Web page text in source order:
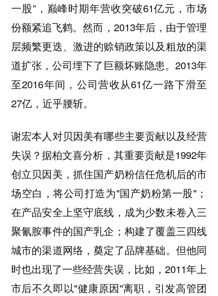
一股”，巅峰时期年营收突破61亿元，市场
份额紧追飞鹤。然而，2013年后，由于管理
层频繁更迭、激进的赊销政策以及粗放的渠
道扩张，公司埋下了巨额坏账隐患。2013年
至2016年间，公司营收从61亿一路下滑至
27亿，近乎腰斩。
谢宏本人对贝因美有哪些主要贡献以及经营
失误？据柏文喜分析，其重要贡献是1992年
创立贝因美，抓住国产奶粉信任危机后的市
场空白，将公司打造为"国产奶粉第一股"；
在产品安全上坚守底线，成为少数未卷入三
聚氰胺事件的国产乳企；构建了覆盖三四线
城市的渠道网络，奠定了品牌基础。但他同
时也出现了一些经营失误，比如，2011年上
市后不久即以"健康原因"离职，引发高管团